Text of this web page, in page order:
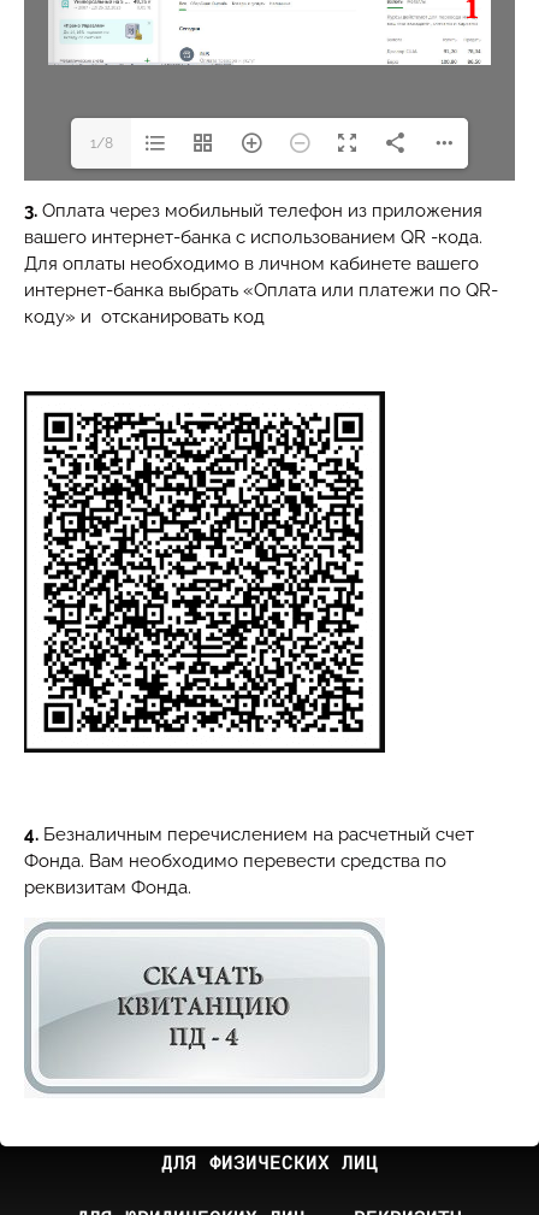
1/8
3. Оплата через мобильный телефон из приложения
вашего интернет-банка с использованием QR -кода.
Для оплаты необходимо в личном кабинете вашего
интернет-банка выбрать «Оплата или платежи по QR-
коду» и отсканировать код
4. Безналичным перечислением на расчетный счет
Фонда. Вам необходимо перевести средства по
реквизитам Фонда.
ДЛЯ ФИЗИЧЕСКИХ ЛИЦ